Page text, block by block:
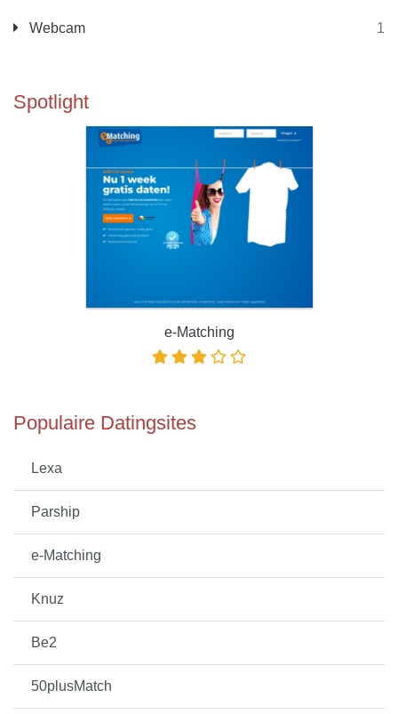
Webcam 1
Spotlight
e-Matching
Populaire Datingsites
Lexa
Parship
e-Matching
Knuz
Be2
50plusMatch